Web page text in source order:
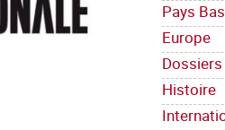
Pays
Europe
Dossiers
Histoire